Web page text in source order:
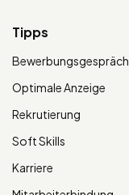
Tipps
Bewerbungsgespräch
Optimale Anzeige
Rekrutierung
Soft Skills
Karriere